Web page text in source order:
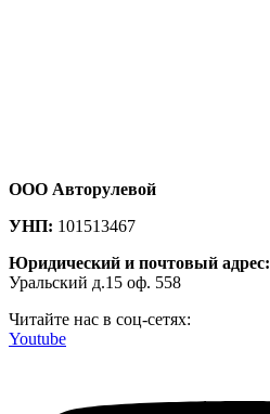
ООО Авторулевой
УНП: 101513467
Юридический и почтовый адрес:
Уральский д.15 оф. 558
Читайте нас в соц-сетях:
Youtube